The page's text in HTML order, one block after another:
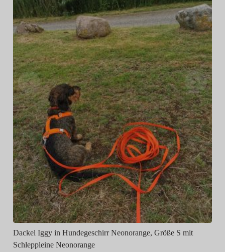
Dackel Iggy in Hundegeschirr Neonorange, Größe S mit
Schleppleine Neonorange